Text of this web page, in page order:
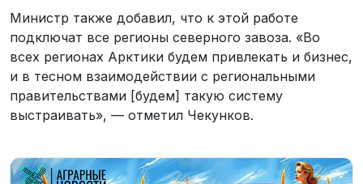
Министр также добавил, что к этой работе
подключат все регионы северного завоза. «Во
всех регионах Арктики будем привлекать и бизнес,
и в тесном взаимодействии с региональными
правительствами [будем] такую систему
выстраивать», — отметил Чекунков.